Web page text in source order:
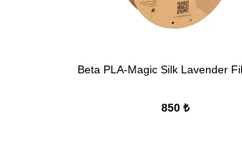
Beta PLA-Magic Silk Lavender
850 ₺